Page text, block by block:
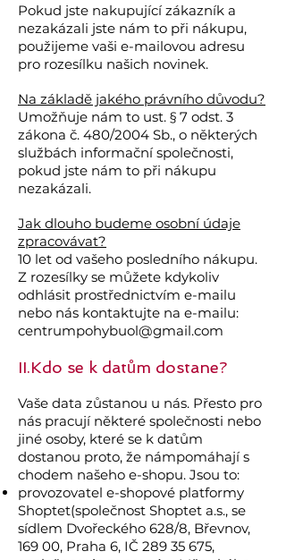
Pokud jste nakupující zákazník a
nezakázali jste nám to při nákupu,
použijeme vaši e-mailovou adresu
pro rozesílku našich novinek.
Na základě jakého právního důvodu?
Umožňuje nám to ust. § 7 odst. 3
zákona č. 480/2004 Sb., o některých
službách informační společnosti,
pokud jste nám to při nákupu
nezakázali.
Jak dlouho budeme osobní údaje
zpracovávat?
10 let od vašeho posledního nákupu.
Z rozesílky se můžete kdykoliv
odhlásit prostřednictvím e-mailu
nebo nás kontaktujte na e-mailu:
centrumpohybuol@gmail.com
II.Kdo se k datům dostane?
Vaše data zůstanou u nás. Přesto pro
nás pracují některé společnosti nebo
jiné osoby, které se k datům
dostanou proto, že námpomáhají s
chodem našeho e-shopu. Jsou to:
provozovatel e-shopové platformy
Shoptet(společnost Shoptet a.s., se
sídlem Dvořeckého 628/8, Břevnov,
169 00, Praha 6, IČ 289 35 675,